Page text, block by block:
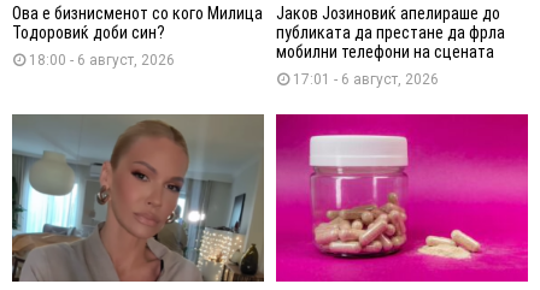
Ова е бизнисменот со кого Милица
Тодоровиќ доби син?
18:00 - 6 август, 2026
Јаков Јозиновиќ апелираше до
публиката да престане да фрла
мобилни телефони на сцената
17:01 - 6 август, 2026